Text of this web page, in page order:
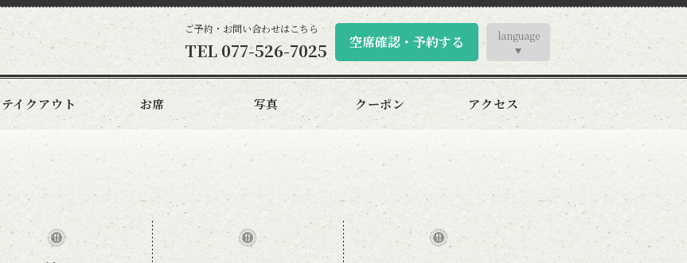
ご予約・お問い合わせはこちら
TEL077-526-7025 空席確認・予約する language
テイクアウト お席 写真 クーポン アクセス